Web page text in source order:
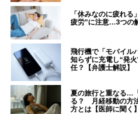
「休みなのに疲れ
疲労”に注意…3つの
飛行機で「モバイル
知らずに充電し“発
任？【弁護士解説】
夏の旅行と重なる…
る？ 月経移動の方
方とは【医師に聞く】